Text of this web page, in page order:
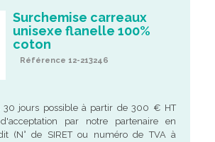
Surchemise carreaux
unisexe flanelle 100%
coton
Référence 12-213246
30 jours possible à partir de 300 € HT
par notre partenaire en
(N° de SIRET ou numéro de TVA à